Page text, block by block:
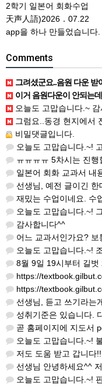
2학기 일본어 회화수업
天声人語)2026．07.22
app을 하나 만들었습니다.
Comments
그려셨군요..음원 다운 받아서
이거 음원다운이 안되는
오늘도 고맙습니다.~
그럼요..동경 현지에서 전
비밀댓글입니다.
오늘도 고맙습니다.~! 고시엔
ㅠㅠㅠㅠ 5차시는 진행할 수
일본어 회화 교과서 내용이 많이 겹치나요?
선생님, 예전 글이긴 한데요. 혹시 모둠은 어
재밌는 수업이네요. 수
오늘도 고맙습니다.~! 그렇네요. 가
감사합니다^^
어느 교과서인가요? 보
오늘도 고맙습니다.~! 조직을 이끄는 것이
8월 9일 19시부터 길벗 채널에서 일본어
https://
https://
선생님, 듣고 쓰기라는게 어떤건가요? 예상
성취기준은 있습니다. 다만 자세하지 않아서
곧 홈페이지에 지도서 pdf 업로드한다고
오늘도 고맙습니다.~!
저도 도움 받고 갑니다
선생님 안녕하세요^^ 저도 2학기에 2015
오늘도 고맙습니다.~! 판테